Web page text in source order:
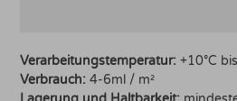
Verarbeitungstemperatur: +10°C
Verbrauch: 4-6ml / m²